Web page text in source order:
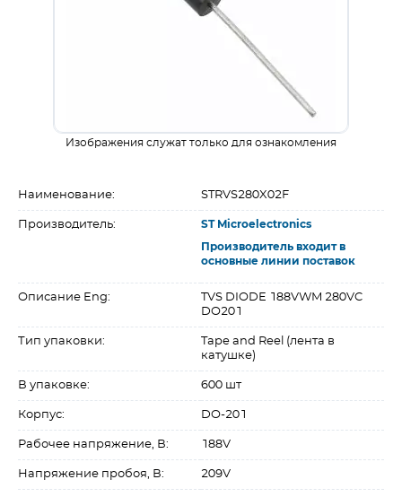
Изображения служат только для ознакомления
Наименование: STRVS280X02F
Производитель: ST Microelectronics
Производитель входит в
основные линии поставок
Описание Eng:
TVS DIODE 188VWM 280VC
DO201
Тип упаковки:
Tape and Reel (лента в
катушке)
В упаковке: 600 шт
Корпус: DO-201
Рабочее напряжение, В: 188V
Напряжение пробоя, В: 209V